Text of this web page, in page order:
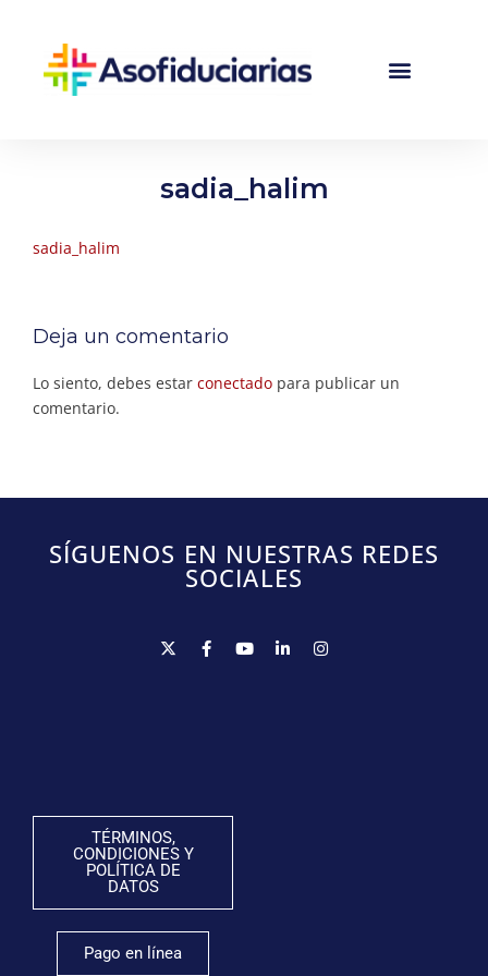
sadia_halim
sadia_halim
Deja un comentario
Lo siento, debes estar conectado para publicar un
comentario.
SÍGUENOS EN NUESTRAS REDES
SOCIALES
TÉRMINOS,
CONDICIONES Y
POLÍTICA DE
DATOS
Pago en línea